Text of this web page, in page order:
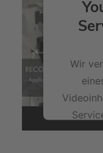
Wir